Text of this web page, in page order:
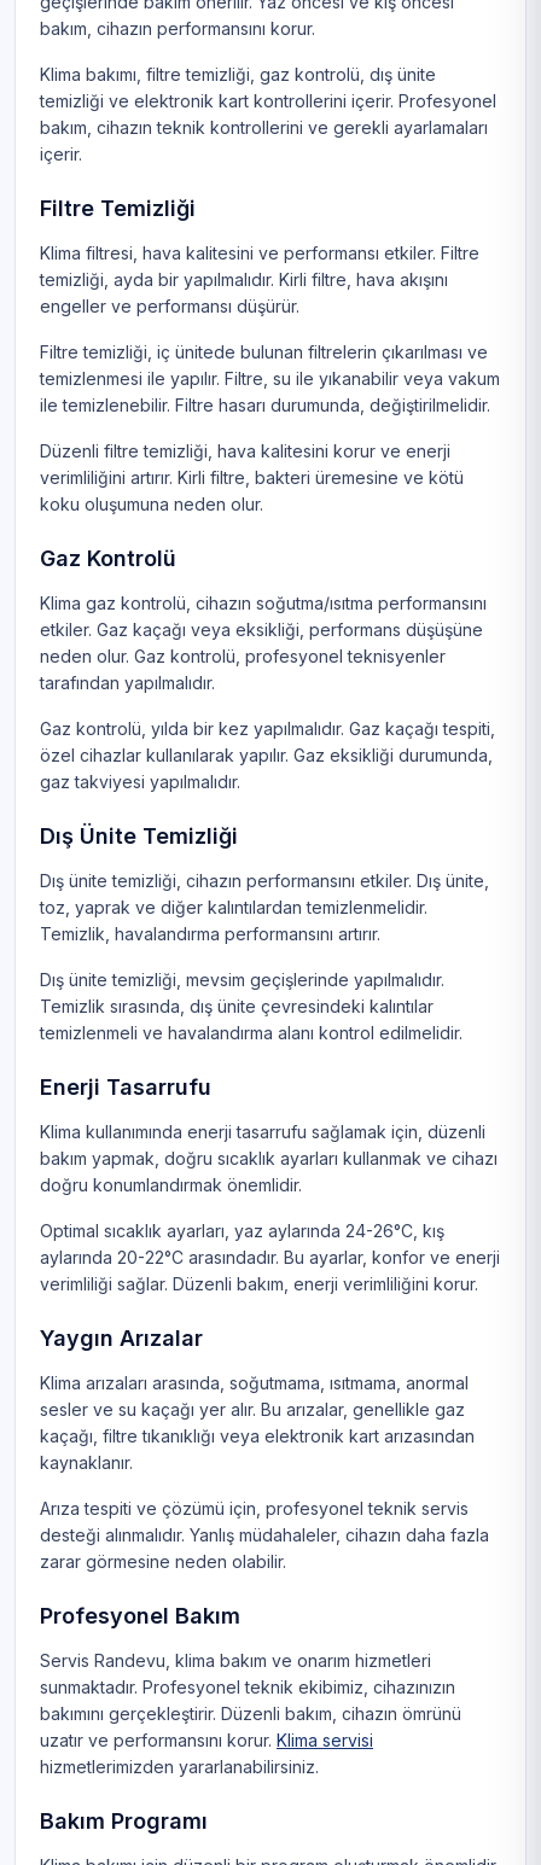
bakım, cihazın performansını korur.
Klima bakımı, filtre temizliği, gaz kontrolü, dış ünite
temizliği ve elektronik kart kontrollerini içerir. Profesyonel
bakım, cihazın teknik kontrollerini ve gerekli ayarlamaları
içerir.
Filtre Temizliği
Klima filtresi, hava kalitesini ve performansı etkiler. Filtre
temizliği, ayda bir yapılmalıdır. Kirli filtre, hava akışını
engeller ve performansı düşürür.
Filtre temizliği, iç ünitede bulunan filtrelerin çıkarılması ve
temizlenmesi ile yapılır. Filtre, su ile yıkanabilir veya vakum
ile temizlenebilir. Filtre hasarı durumunda, değiştirilmelidir.
Düzenli filtre temizliği, hava kalitesini korur ve enerji
verimliliğini artırır. Kirli filtre, bakteri üremesine ve kötü
koku oluşumuna neden olur.
Gaz Kontrolü
Klima gaz kontrolü, cihazın soğutma/ısıtma performansını
etkiler. Gaz kaçağı veya eksikliği, performans düşüşüne
neden olur. Gaz kontrolü, profesyonel teknisyenler
tarafından yapılmalıdır.
Gaz kontrolü, yılda bir kez yapılmalıdır. Gaz kaçağı tespiti,
özel cihazlar kullanılarak yapılır. Gaz eksikliği durumunda,
gaz takviyesi yapılmalıdır.
Dış Ünite Temizliği
Dış ünite temizliği, cihazın performansını etkiler. Dış ünite,
toz, yaprak ve diğer kalıntılardan temizlenmelidir.
Temizlik, havalandırma performansını artırır.
Dış ünite temizliği, mevsim geçişlerinde yapılmalıdır.
Temizlik sırasında, dış ünite çevresindeki kalıntılar
temizlenmeli ve havalandırma alanı kontrol edilmelidir.
Enerji Tasarrufu
Klima kullanımında enerji tasarrufu sağlamak için, düzenli
bakım yapmak, doğru sıcaklık ayarları kullanmak ve cihazı
doğru konumlandırmak önemlidir.
Optimal sıcaklık ayarları, yaz aylarında 24-26°C, kış
aylarında 20-22°C arasındadır. Bu ayarlar, konfor ve enerji
verimliliği sağlar. Düzenli bakım, enerji verimliliğini korur.
Yaygın Arızalar
Klima arızaları arasında, soğutmama, ısıtmama, anormal
sesler ve su kaçağı yer alır. Bu arızalar, genellikle gaz
kaçağı, filtre tıkanıklığı veya elektronik kart arızasından
kaynaklanır.
Arıza tespiti ve çözümü için, profesyonel teknik servis
desteği alınmalıdır. Yanlış müdahaleler, cihazın daha fazla
zarar görmesine neden olabilir.
Profesyonel Bakım
Servis Randevu, klima bakım ve onarım hizmetleri
sunmaktadır. Profesyonel teknik ekibimiz, cihazınızın
bakımını gerçekleştirir. Düzenli bakım, cihazın ömrünü
uzatır ve performansını korur. Klima servisi
hizmetlerimizden yararlanabilirsiniz.
Bakım Programı